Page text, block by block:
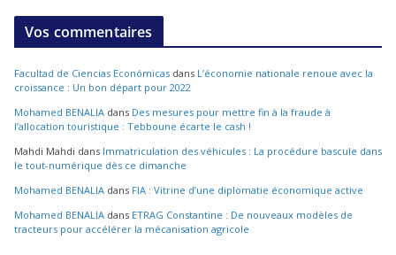
Vos commentaires
Facultad de Ciencias Económicas dans L’économie nationale renoue avec la
croissance : Un bon départ pour 2022
Mohamed BENALIA dans Des mesures pour mettre fin à la fraude à
l’allocation touristique : Tebboune écarte le cash !
Mahdi Mahdi dans Immatriculation des véhicules : La procédure bascule dans
le tout-numérique dès ce dimanche
Mohamed BENALIA dans FIA : Vitrine d’une diplomatie économique active
Mohamed BENALIA dans ETRAG Constantine : De nouveaux modèles de
tracteurs pour accélérer la mécanisation agricole